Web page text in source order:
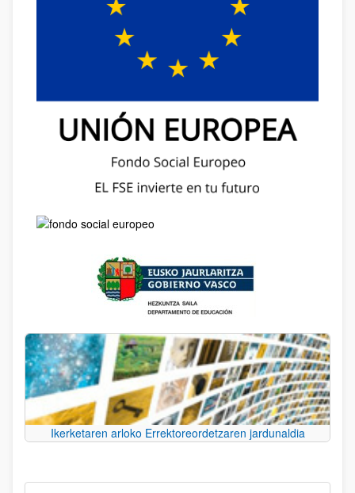
Ikerketaren arloko Errektoreordetzaren jardunaldia